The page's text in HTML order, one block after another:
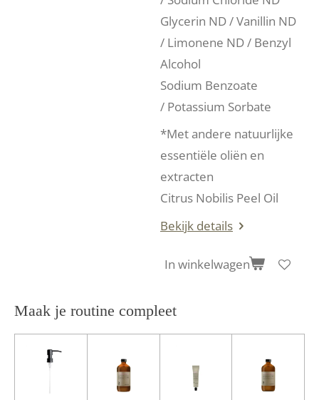
Glycerin ND / Vanillin ND
/ Limonene ND / Benzyl
Alcohol
Sodium Benzoate
/ Potassium Sorbate
*Met andere natuurlijke
essentiële oliën en
extracten
Citrus Nobilis Peel Oil
Bekijk details
In winkelwagen
Maak je routine compleet